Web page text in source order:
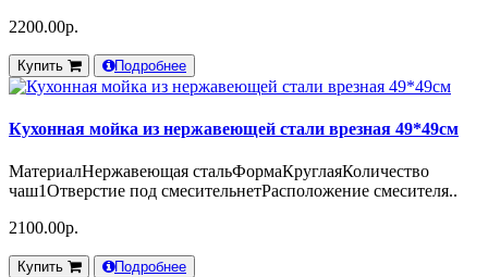
2200.00р.
Купить Подробнее
Кухонная мойка из нержавеющей стали врезная 49*49см
МатериалНержавеющая стальФормаКруглаяКоличество
чаш1Отверстие под смесительнетРасположение смесителя..
2100.00р.
Купить Подробнее